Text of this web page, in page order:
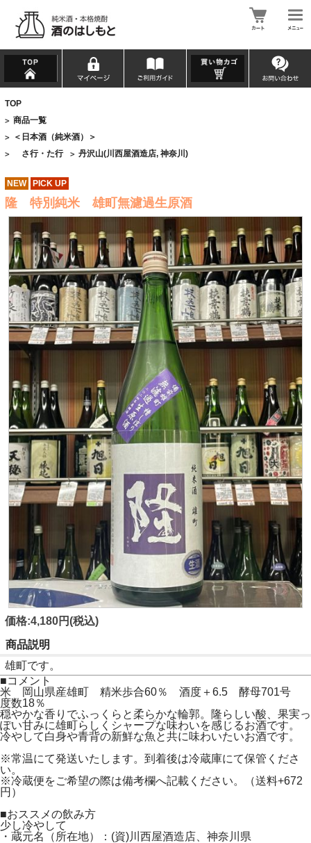
TOP
> 商品一覧
> ＜日本酒（純米酒）＞
> さ行・た行 > 丹沢山(川西屋酒造店, 神奈川)
NEW PICK UP
隆 特別純米 雄町無濾過生原酒
価格:4,180円(税込)
商品説明
雄町です。
■コメント
米 岡山県産雄町 精米歩合60％ 酒度＋6.5 酵母701号
度数18％
穏やかな香りでふっくらと柔らかな輪郭。隆らしい酸、果実っ
ぽい甘みに雄町らしくシャープな味わいを感じるお酒です。
冷やして白身や青背の新鮮な魚と共に味わいたいお酒です。
※常温にて発送いたします。到着後は冷蔵庫にて保管くださ
い。
※冷蔵便をご希望の際は備考欄へ記載ください。（送料+672
円）
■おススメの飲み方
少し冷やして
・蔵元名（所在地）：(資)川西屋酒造店、神奈川県